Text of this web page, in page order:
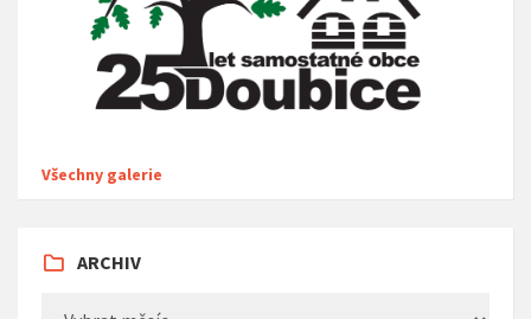
Všechny galerie
ARCHIV